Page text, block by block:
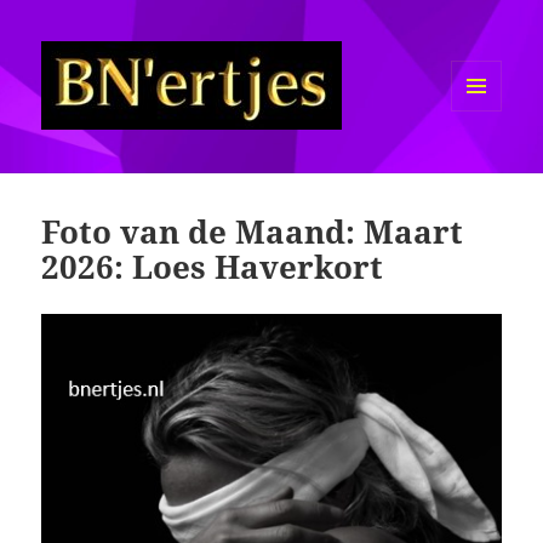
Sexy BN'ers / Bekende
Foto van de Maand: Maart
2026: Loes Haverkort